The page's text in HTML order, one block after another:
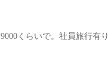
くらいで。社員旅行有り